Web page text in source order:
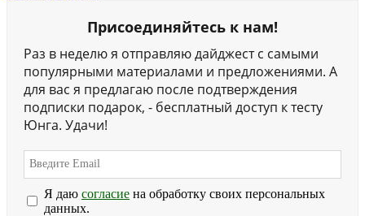
Присоединяйтесь к нам!
Раз в неделю я отправляю дайджест с самыми
популярными материалами и предложениями. А
для вас я предлагаю после подтверждения
подписки подарок, - бесплатный доступ к тесту
Юнга. Удачи!
Я даю согласие на обработку своих персональных
данных.